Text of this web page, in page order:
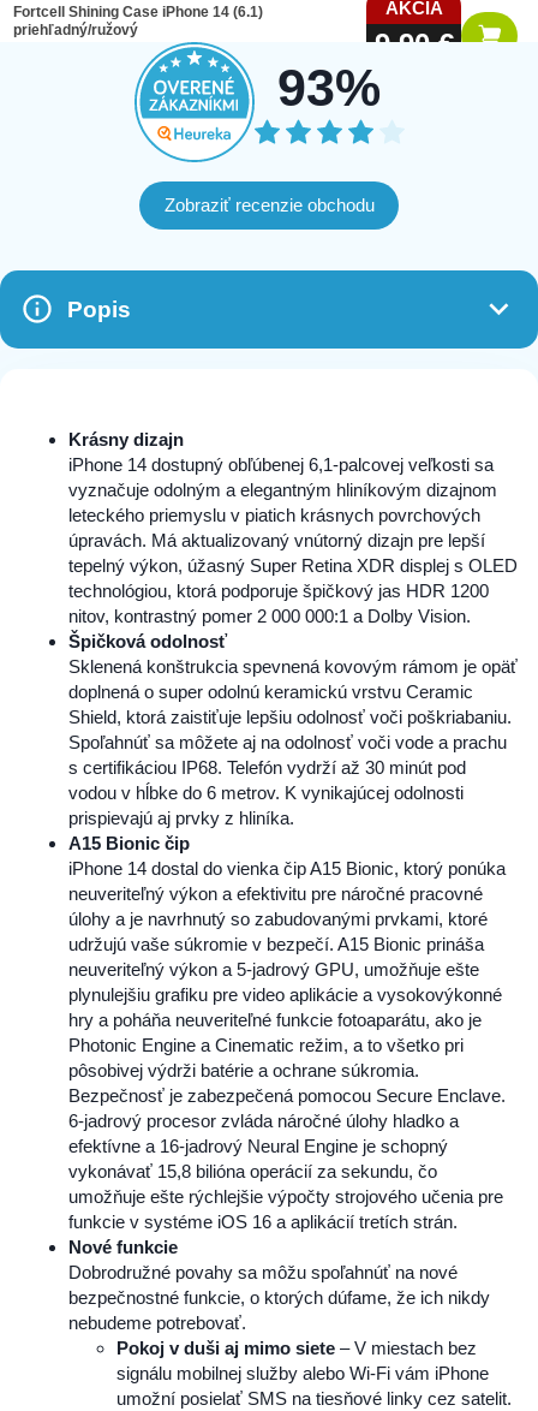
64 na sklade
Fortcell Shining Case iPhone 14 (6.1)
priehľadný/ružový
AKCIA
9,90 €
93%
Zobraziť recenzie obchodu
Popis
Krásny dizajn
iPhone 14 dostupný obľúbenej 6,1-palcovej veľkosti sa
vyznačuje odolným a elegantným hliníkovým dizajnom
leteckého priemyslu v piatich krásnych povrchových
úpravách. Má aktualizovaný vnútorný dizajn pre lepší
tepelný výkon, úžasný Super Retina XDR displej s OLED
technológiou, ktorá podporuje špičkový jas HDR 1200
nitov, kontrastný pomer 2 000 000:1 a Dolby Vision.
Špičková odolnosť
Sklenená konštrukcia spevnená kovovým rámom je opäť
doplnená o super odolnú keramickú vrstvu Ceramic
Shield, ktorá zaistiťuje lepšiu odolnosť voči poškriabaniu.
Spoľahnúť sa môžete aj na odolnosť voči vode a prachu
s certifikáciou IP68. Telefón vydrží až 30 minút pod
vodou v hĺbke do 6 metrov. K vynikajúcej odolnosti
prispievajú aj prvky z hliníka.
A15 Bionic čip
iPhone 14 dostal do vienka čip A15 Bionic, ktorý ponúka
neuveriteľný výkon a efektivitu pre náročné pracovné
úlohy a je navrhnutý so zabudovanými prvkami, ktoré
udržujú vaše súkromie v bezpečí. A15 Bionic prináša
neuveriteľný výkon a 5-jadrový GPU, umožňuje ešte
plynulejšiu grafiku pre video aplikácie a vysokovýkonné
hry a poháňa neuveriteľné funkcie fotoaparátu, ako je
Photonic Engine a Cinematic režim, a to všetko pri
pôsobivej výdrži batérie a ochrane súkromia.
Bezpečnosť je zabezpečená pomocou Secure Enclave.
6-jadrový procesor zvláda náročné úlohy hladko a
efektívne a 16-jadrový Neural Engine je schopný
vykonávať 15,8 bilióna operácií za sekundu, čo
umožňuje ešte rýchlejšie výpočty strojového učenia pre
funkcie v systéme iOS 16 a aplikácií tretích strán.
Nové funkcie
Dobrodružné povahy sa môžu spoľahnúť na nové
bezpečnostné funkcie, o ktorých dúfame, že ich nikdy
nebudeme potrebovať.
Pokoj v duši aj mimo siete– V miestach bez
signálu mobilnej služby alebo Wi-Fi vám iPhone
umožní posielať SMS na tiesňové linky cez satelit.